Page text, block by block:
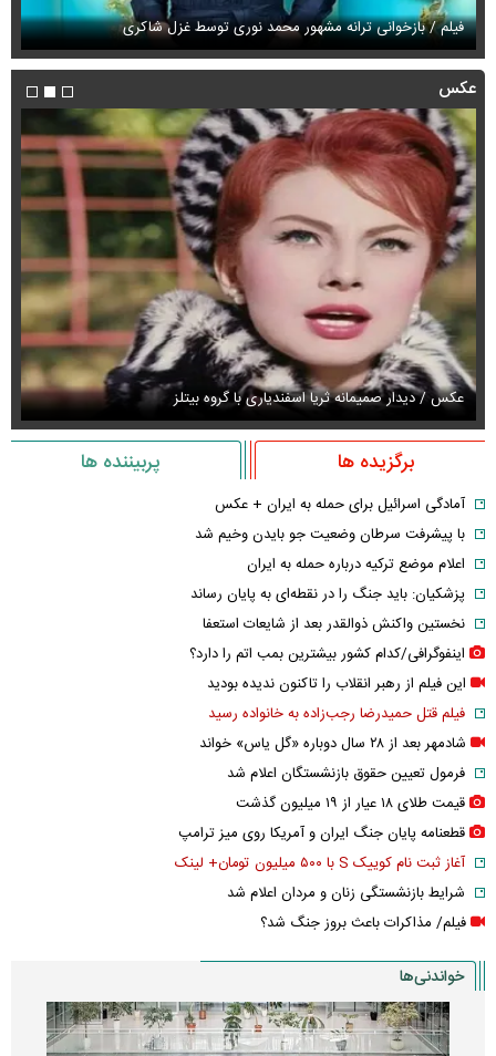
فیلم / بازخوانی ترانه مشهور محمد نوری توسط غزل شاکری
عکس
عکس / دیدار صمیمانه ثریا اسفندیاری با گروه بیتلز
برگزیده ها پربیننده ها
آمادگی اسرائیل برای حمله به ایران + عکس
با پیشرفت سرطان وضعیت جو بایدن وخیم شد
اعلام موضع ترکیه درباره حمله به ایران
پزشکیان: باید جنگ را در نقطه‌ای به پایان رساند
نخستین واکنش ذوالقدر بعد از شایعات استعفا
اینفوگرافی/کدام کشور بیشترین بمب اتم را دارد؟
این فیلم از رهبر انقلاب را تاکنون ندیده بودید
فیلم قتل حمیدرضا رجب‌زاده به خانواده رسید
شادمهر بعد از ۲۸ سال دوباره «گل یاس» خواند
فرمول تعیین حقوق بازنشستگان اعلام شد
قیمت طلای ۱۸ عیار از ۱۹ میلیون گذشت
قطعنامه پایان جنگ ایران و آمریکا روی میز ترامپ
آغاز ثبت نام کوییک S با ۵۰۰ میلیون تومان+ لینک
شرایط بازنشستگی زنان و مردان اعلام شد
فیلم/ مذاکرات باعث بروز جنگ شد؟
خواندنی‌ها